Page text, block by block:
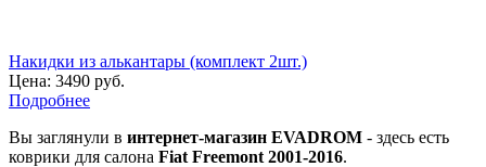
Накидки из алькантары (комплект 2шт.)
Цена: 3490 руб.
Подробнее
Вы заглянули в интернет-магазин EVADROM - здесь есть
коврики для салона Fiat Freemont 2001-2016.